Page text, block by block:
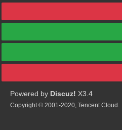
Powered by Discuz! X3.4
Copyright © 2001-2020, Tencent Cloud.